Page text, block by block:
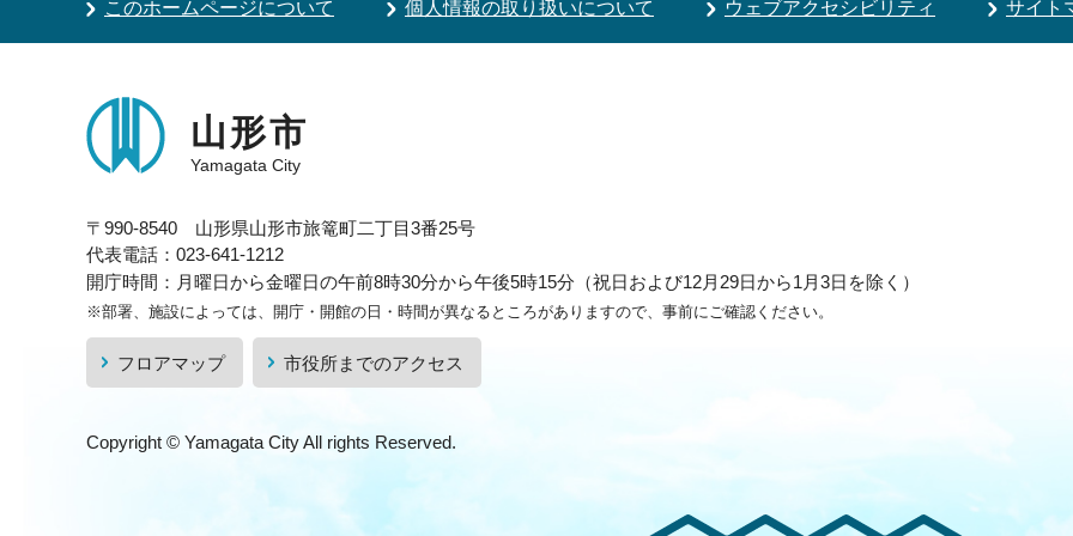
このホームページについて 個人情報の取り扱いについて ウェブアクセシビリティ サイト
山形市
Yamagata City
〒990-8540 山形県山形市旅篭町二丁目3番25号
代表電話：023-641-1212
開庁時間：月曜日から金曜日の午前8時30分から午後5時15分（祝日および12月29日から1月3日を除く）
※部署、施設によっては、開庁・開館の日・時間が異なるところがありますので、事前にご確認ください。
フロアマップ 市役所までのアクセス
Copyright © Yamagata City All rights Reserved.